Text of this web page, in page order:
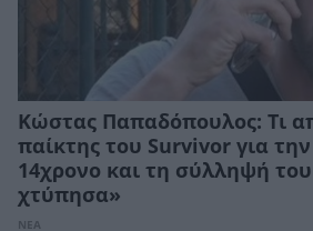
Κώστας Παπαδόπουλος: Τι
παίκτης του Survivor για
14χρονο και τη σύλληψή
χτύπησα»
ΝΕΑ